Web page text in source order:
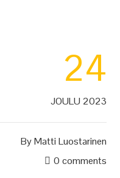
24
JOULU 2023
ByMatti Luostarinen
0 comments